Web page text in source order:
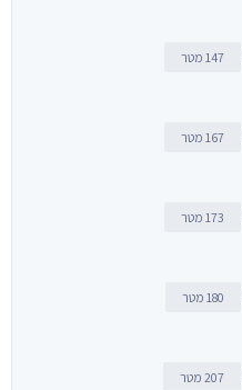
147 מטר
167 מטר
173 מטר
180 מטר
207 מטר